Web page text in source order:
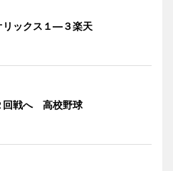
リックス１―３楽天
回戦へ 高校野球